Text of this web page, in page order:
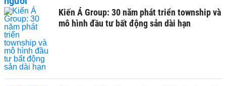
Kiến Á Group: 30 năm phát triển township và
mô hình đầu tư bất động sản dài hạn